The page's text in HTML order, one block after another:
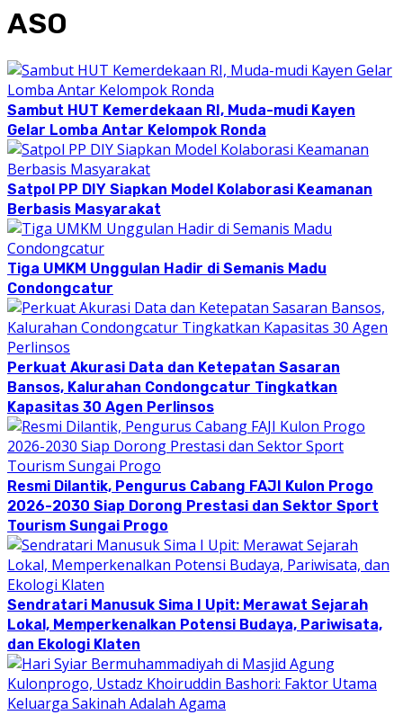
ASO
Sambut HUT Kemerdekaan RI, Muda-mudi Kayen
Gelar Lomba Antar Kelompok Ronda
Satpol PP DIY Siapkan Model Kolaborasi Keamanan
Berbasis Masyarakat
Tiga UMKM Unggulan Hadir di Semanis Madu
Condongcatur
Perkuat Akurasi Data dan Ketepatan Sasaran
Bansos, Kalurahan Condongcatur Tingkatkan
Kapasitas 30 Agen Perlinsos
Resmi Dilantik, Pengurus Cabang FAJI Kulon Progo
2026-2030 Siap Dorong Prestasi dan Sektor Sport
Tourism Sungai Progo
Sendratari Manusuk Sima I Upit: Merawat Sejarah
Lokal, Memperkenalkan Potensi Budaya, Pariwisata,
dan Ekologi Klaten